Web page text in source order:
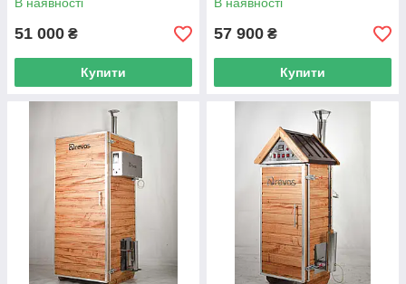
51 000 ₴
Купити
57 900 ₴
Купити